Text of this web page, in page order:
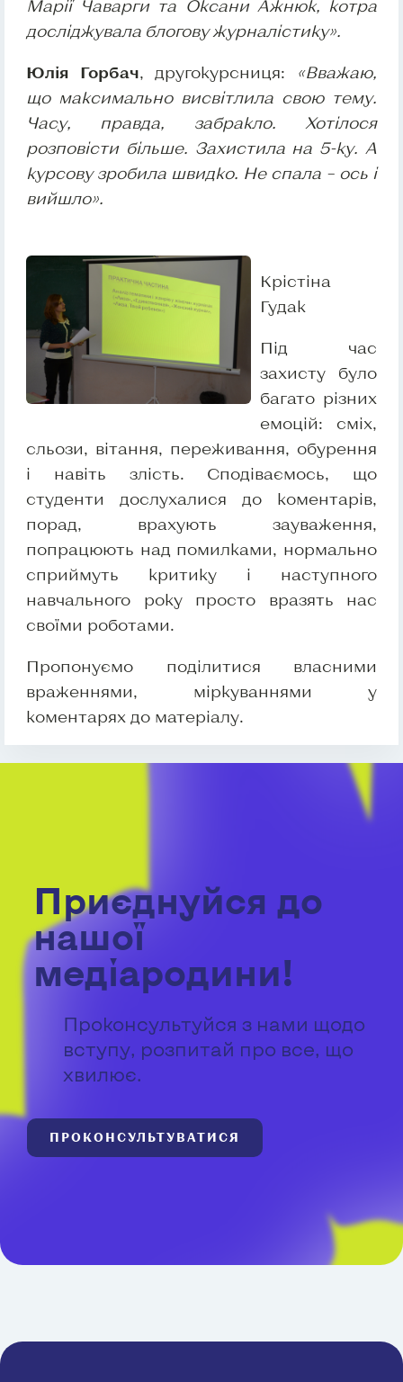
Марії Чаварги та Оксани Ажнюк, котра
досліджувала блогову журналістику».
Юлія Горбач, другокурсниця:
«Вважаю,
що максимально висвітлила свою тему.
Часу, правда, забракло. Хотілося
розповісти більше. Захистила на 5-ку. А
курсову зробила швидко. Не спала – ось і
вийшло».
Крістіна
Гудак
Під час
захисту було
багато різних
емоцій: сміх,
сльози, вітання, переживання, обурення
і навіть злість. Сподіваємось, що
студенти дослухалися до коментарів,
порад, врахують зауваження,
попрацюють над помилками, нормально
сприймуть критику і наступного
навчального року просто вразять нас
своїми роботами.
Пропонуємо поділитися власними
враженнями, міркуваннями у
коментарях до матеріалу.
Приєднуйся до
нашої
медіародини!
Проконсультуйся з нами щодо
вступу, розпитай про все, що
хвилює.
ПРОКОНСУЛЬТУВАТИСЯ